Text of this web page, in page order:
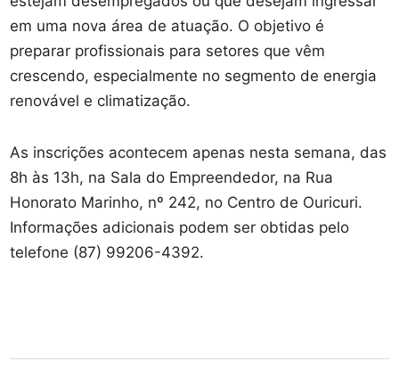
em uma nova área de atuação. O objetivo é
preparar profissionais para setores que vêm
crescendo, especialmente no segmento de energia
renovável e climatização.
As inscrições acontecem apenas nesta semana, das
8h às 13h, na Sala do Empreendedor, na Rua
Honorato Marinho, nº 242, no Centro de Ouricuri.
Informações adicionais podem ser obtidas pelo
telefone (87) 99206-4392.